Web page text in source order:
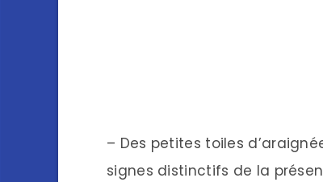
– Des petites toiles
signes distinctifs de la